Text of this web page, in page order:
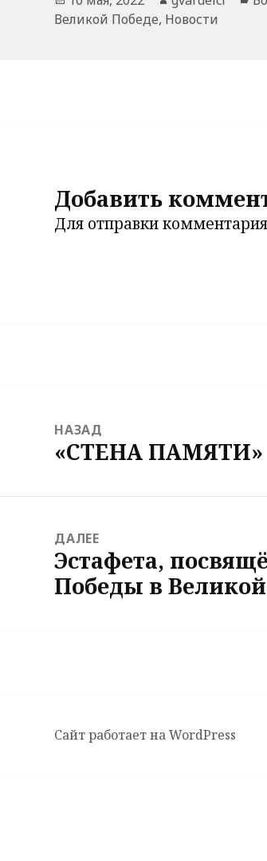
Великой Победе, Новости
Добавить
Для отправки
записям
НАЗАД
Предыдущая
«СТЕНА ПАМЯТИ»
ДАЛЕЕ
Следующая
запись:
Эстафета,
Победы в
Сайт работает на WordPress